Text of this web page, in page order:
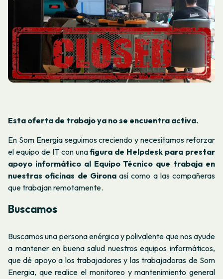
Esta oferta de trabajo ya no se encuentra activa.
En Som Energia seguimos creciendo y necesitamos reforzar
el equipo de IT con unafigura de Helpdesk para prestar
apoyo informático al Equipo Técnico que trabaja en
nuestras oficinas de Gironaasí como a las compañeras
que trabajan remotamente.
Buscamos
Buscamos una persona enérgica y polivalente que nos ayude
a mantener en buena salud nuestros equipos informáticos,
que dé apoyo a los trabajadores y las trabajadoras de Som
Energia, que realice el monitoreo y mantenimiento general